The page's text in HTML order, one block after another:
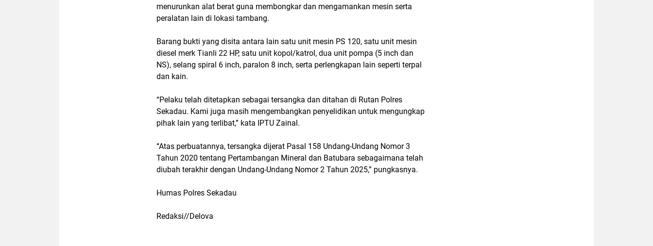
menurunkan alat berat guna membongkar dan mengamankan mesin serta
peralatan lain di lokasi tambang.
Barang bukti yang disita antara lain satu unit mesin PS 120, satu unit mesin
diesel merk Tianli 22 HP, satu unit kopol/katrol, dua unit pompa (5 inch dan
NS), selang spiral 6 inch, paralon 8 inch, serta perlengkapan lain seperti terpal
dan kain.
“Pelaku telah ditetapkan sebagai tersangka dan ditahan di Rutan Polres
Sekadau. Kami juga masih mengembangkan penyelidikan untuk mengungkap
pihak lain yang terlibat,” kata IPTU Zainal.
“Atas perbuatannya, tersangka dijerat Pasal 158 Undang-Undang Nomor 3
Tahun 2020 tentang Pertambangan Mineral dan Batubara sebagaimana telah
diubah terakhir dengan Undang-Undang Nomor 2 Tahun 2025,” pungkasnya.
Humas Polres Sekadau
Redaksi//Delova